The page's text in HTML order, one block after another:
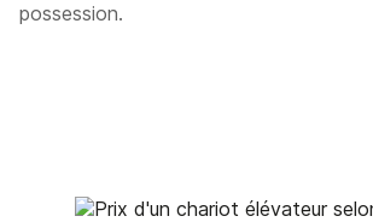
possession.